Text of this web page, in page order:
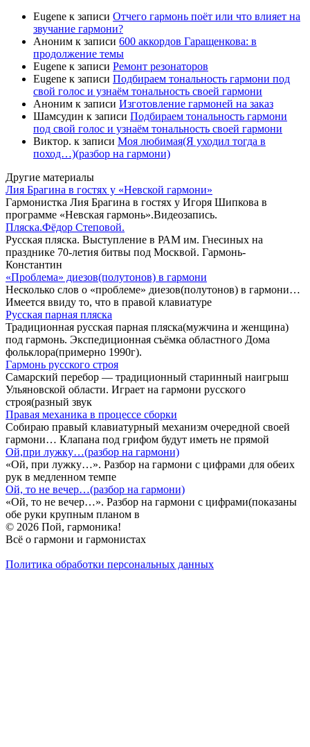
Eugene к записи Отчего гармонь поёт или что влияет на
звучание гармони?
Аноним к записи 600 аккордов Гаращенкова: в
продолжение темы
Eugene к записи Ремонт резонаторов
Eugene к записи Подбираем тональность гармони под
свой голос и узнаём тональность своей гармони
Аноним к записи Изготовление гармоней на заказ
Шамсудин к записи Подбираем тональность гармони
под свой голос и узнаём тональность своей гармони
Виктор. к записи Моя любимая(Я уходил тогда в
поход…)(разбор на гармони)
Другие материалы
Лия Брагина в гостях у «Невской гармони»
Гармонистка Лия Брагина в гостях у Игоря Шипкова в
программе «Невская гармонь».Видеозапись.
Пляска.Фёдор Степовой.
Русская пляска. Выступление в РАМ им. Гнесиных на
празднике 70-летия битвы под Москвой. Гармонь-
Константин
«Проблема» диезов(полутонов) в гармони
Несколько слов о «проблеме» диезов(полутонов) в гармони…
Имеется ввиду то, что в правой клавиатуре
Русская парная пляска
Традиционная русская парная пляска(мужчина и женщина)
под гармонь. Экспедиционная съёмка областного Дома
фольклора(примерно 1990г).
Гармонь русского строя
Самарский перебор — традиционный старинный наигрыш
Ульяновской области. Играет на гармони русского
строя(разный звук
Правая механика в процессе сборки
Собираю правый клавиатурный механизм очередной своей
гармони… Клапана под грифом будут иметь не прямой
Ой,при лужку…(разбор на гармони)
«Ой, при лужку…». Разбор на гармони с цифрами для обеих
рук в медленном темпе
Ой, то не вечер…(разбор на гармони)
«Ой, то не вечер…». Разбор на гармони с цифрами(показаны
обе руки крупным планом в
© 2026 Пой, гармоника!
Всё о гармони и гармонистах
Политика обработки персональных данных